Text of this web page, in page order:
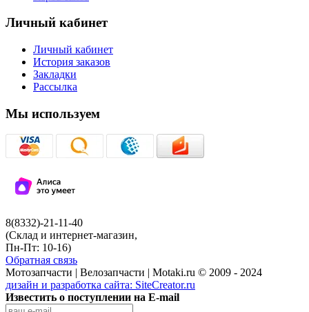
Личный кабинет
Личный кабинет
История заказов
Закладки
Рассылка
Мы используем
8(8332)-21-11-40
(Склад и интернет-магазин,
Пн-Пт: 10-16)
Обратная связь
Мотозапчасти | Велозапчасти | Motaki.ru © 2009 - 2024
дизайн и разработка сайта: SiteCreator.ru
Известить о поступлении на E-mail